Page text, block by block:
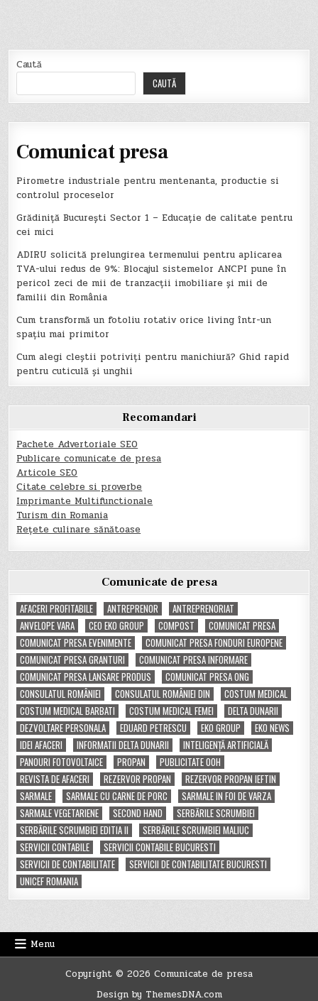
Caută
CAUTĂ
Comunicat presa
Pirometre industriale pentru mentenanta, productie si
controlul proceselor
Grădiniță București Sector 1 – Educație de calitate pentru
cei mici
ADIRU solicită prelungirea termenului pentru aplicarea
TVA-ului redus de 9%: Blocajul sistemelor ANCPI pune în
pericol zeci de mii de tranzacții imobiliare și mii de
familii din România
Cum transformă un fotoliu rotativ orice living într-un
spațiu mai primitor
Cum alegi cleștii potriviți pentru manichiură? Ghid rapid
pentru cuticulă și unghii
Recomandari
Pachete Advertoriale SEO
Publicare comunicate de presa
Articole SEO
Citate celebre si proverbe
Imprimante Multifunctionale
Turism din Romania
Rețete culinare sănătoase
Comunicate de presa
AFACERI PROFITABILE
ANTREPRENOR
ANTREPRENORIAT
ANVELOPE VARA
CEO EKO GROUP COMPOST
COMUNICAT PRESA
COMUNICAT PRESA EVENIMENTE
COMUNICAT PRESA FONDURI EUROPENE
COMUNICAT PRESA GRANTURI
COMUNICAT PRESA INFORMARE
COMUNICAT PRESA LANSARE PRODUS
COMUNICAT PRESA ONG
CONSULATUL ROMÂNIEI
CONSULATUL ROMÂNIEI DIN
COSTUM MEDICAL
COSTUM MEDICAL BARBATI
COSTUM MEDICAL FEMEI
DELTA DUNARII
DEZVOLTARE PERSONALA
EDUARD PETRESCU EKO GROUP
EKO NEWS
IDEI AFACERI
INFORMATII DELTA DUNARII
INTELIGENȚĂ ARTIFICIALĂ
PANOURI FOTOVOLTAICE
PROPAN
PUBLICITATE OOH
REVISTA DE AFACERI
REZERVOR PROPAN
REZERVOR PROPAN IEFTIN
SARMALE
SARMALE CU CARNE DE PORC
SARMALE IN FOI DE VARZA
SARMALE VEGETARIENE
SECOND HAND
SERBĂRILE SCRUMBIEI
SERBĂRILE SCRUMBIEI EDITIA II
SERBĂRILE SCRUMBIEI MALIUC
SERVICII CONTABILE
SERVICII CONTABILE BUCURESTI
SERVICII DE CONTABILITATE
SERVICII DE CONTABILITATE BUCURESTI
UNICEF ROMANIA
Menu
Copyright © 2026 Comunicate de presa
Design by ThemesDNA.com